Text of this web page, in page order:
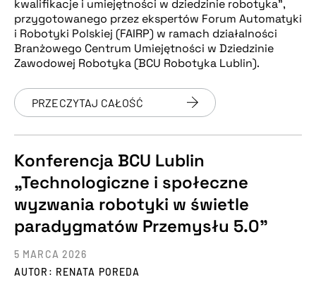
kwalifikacje i umiejętności w dziedzinie robotyka”,
przygotowanego przez ekspertów Forum Automatyki
i Robotyki Polskiej (FAIRP) w ramach działalności
Branżowego Centrum Umiejętności w Dziedzinie
Zawodowej Robotyka (BCU Robotyka Lublin).
PRZECZYTAJ CAŁOŚĆ
Konferencja BCU Lublin
„Technologiczne i społeczne
wyzwania robotyki w świetle
paradygmatów Przemysłu 5.0”
AUTOR: RENATA POREDA
5 MARCA 2026